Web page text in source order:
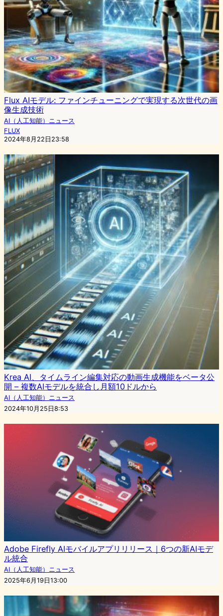
Flux AIモデル: ファインチューニングで実現する次世代の画
像生成技術
AI（人工知能）ニュース
FLUX
2024年8月22日23:58
Krea AI、タイムライン編集対応の動画生成機能をベータ公
開 – 複数AIモデルを統合し月額10ドルから
AI（人工知能）ニュース
2024年10月25日8:53
Adobe Firefly AIモバイルアプリリリース｜6つの新AIモデ
ル統合
AI（人工知能）ニュース
2025年6月19日13:00